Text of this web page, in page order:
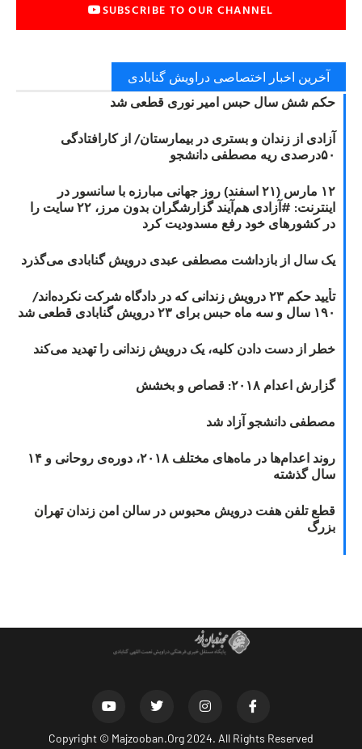
SUBSCRIBE TO OUR CHANNEL
آخرین اخبار اختصاصی دراویش گنابادی
حکم شش سال حبس امیر نوری قطعی شد
آزادی از زندان و بستری در بیمارستان/ از کارافتادگی
۵۰درصدی ریه مصطفی دانشجو
۱۲ مارس (۲۱ اسفند) روز جهانی مبارزه با سانسور در
اینترنت: #آزادی هم‌آیند گزارشگران‌ بدون مرز، ۲۲ سایت را
در کشورهای خود رفع مسدودیت کرد
یک سال از بازداشت مصطفی عبدی درویش گنابادی می‌گذرد
تأیید حکم ۲۳ درویش زندانی که در دادگاه شرکت نکرده‌اند/
۱۹۰ سال و سه ماه حبس برای ۲۳ درویش گنابادی قطعی شد
خطر از دست دادن کلیه، یک درویش زندانی را تهدید می‌کند
گزارش اعدام ۲۰۱۸: قصاص و بخشش
مصطفی دانشجو آزاد شد
روند اعدام‌ها در ماه‌های مختلف ۲۰۱۸، دوره‌ی روحانی و ۱۴
سال گذشته
قطع تلفن هفت درویش محبوس در سالن امن زندان تهران
بزرگ
Copyright © Majzooban.Org2024. All Rights Reserved